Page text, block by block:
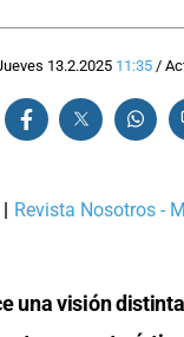
13.2.2025 11:35/
| Revista Nosotros -
una visión